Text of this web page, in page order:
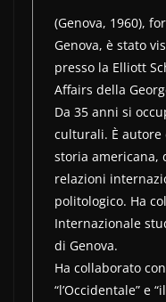
(Genova, 1960),
Genova, è stato
presso la Elliott
Affairs della
Da 35 anni si
culturali. È autore
storia americana,
relazioni
politologico. Ha
Internazionale
di Genova.
Ha collaborato
“l’Occidentale” e